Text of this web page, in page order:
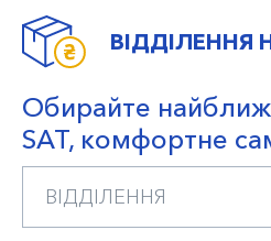
ВІДДІЛЕННЯ
Обирайте
SAT, комфортне